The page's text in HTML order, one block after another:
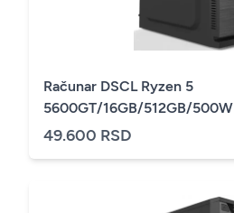
Računar DSCL Ryzen 5
5600GT/16GB/512GB/500W
49.600 RSD